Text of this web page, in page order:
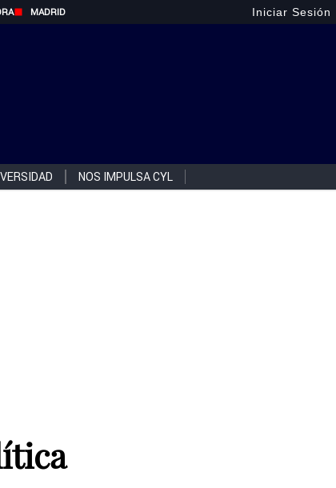
MADRID Iniciar Sesión
NOS IMPULSA CYL